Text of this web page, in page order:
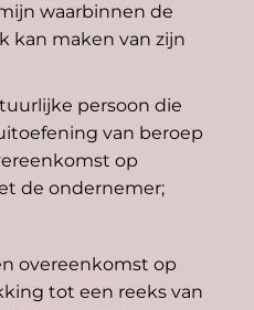
waarbinnen de
kan maken van zijn
persoon die
van beroep
op
de ondernemer;
overeenkomst op
tot een reeks van